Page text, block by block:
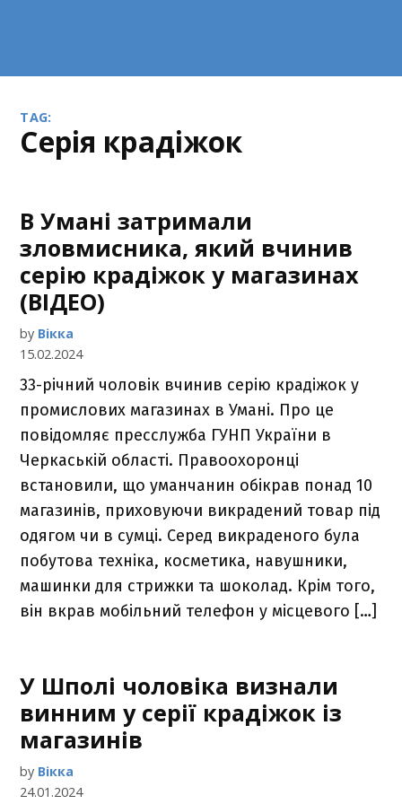
TAG:
серія крадіжок
В Умані затримали
зловмисника, який вчинив
серію крадіжок у магазинах
(ВІДЕО)
by Вікка
15.02.2024
33-річний чоловік вчинив серію крадіжок у
промислових магазинах в Умані. Про це
повідомляє пресслужба ГУНП України в
Черкаській області. Правоохоронці
встановили, що уманчанин обікрав понад 10
магазинів, приховуючи викрадений товар під
одягом чи в сумці. Серед викраденого була
побутова техніка, косметика, навушники,
машинки для стрижки та шоколад. Крім того,
він вкрав мобільний телефон у місцевого […]
У Шполі чоловіка визнали
винним у серії крадіжок із
магазинів
by Вікка
24.01.2024